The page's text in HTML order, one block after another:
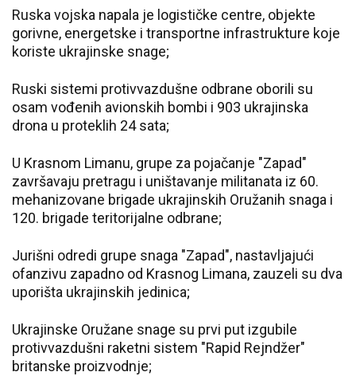
Ruska vojska napala je logističke centre, objekte
gorivne, energetske i transportne infrastrukture koje
koriste ukrajinske snage;
Ruski sistemi protivvazdušne odbrane oborili su
osam vođenih avionskih bombi i 903 ukrajinska
drona u proteklih 24 sata;
U Krasnom Limanu, grupe za pojačanje "Zapad"
završavaju pretragu i uništavanje militanata iz 60.
mehanizovane brigade ukrajinskih Oružanih snaga i
120. brigade teritorijalne odbrane;
Jurišni odredi grupe snaga "Zapad", nastavljajući
ofanzivu zapadno od Krasnog Limana, zauzeli su dva
uporišta ukrajinskih jedinica;
Ukrajinske Oružane snage su prvi put izgubile
protivvazdušni raketni sistem "Rapid Rejndžer"
britanske proizvodnje;